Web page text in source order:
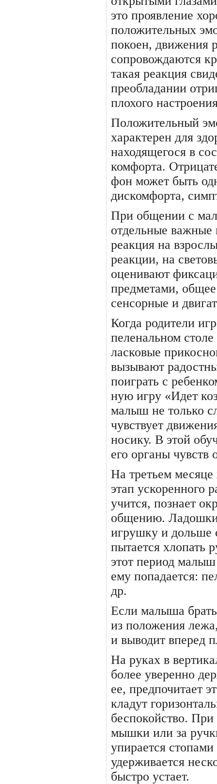
это проявление
положительных
покоен, движения
сопровож­даются
такая реакция
преобладании
плохого
Положительный
характерен для
находящегося в
комфорта.
фон может быть
дискомфор­та,
При общении с
отдель­ные важные
реакция на
реакции, на
оценивают
предметами, общее
сенсорные и
Когда родители
пеленальном
ласковые
вызывают
поиграть с
ную игру «Идет
малыш не только
чувствует
носику. В этой
его органы чувств
На третьем
этап ускоренного
учится, познает
общению.
игрушку и дольше
пытается хлопать
этот период малыш
ему попадает­ся:
др.
Если малыша
из положения
и выво­дит вперед
На руках в
бо­лее уверенно
ее, предпо­читает
кладут
беспокойство.
мышки или за
упира­ется
удерживается
быстро устает.